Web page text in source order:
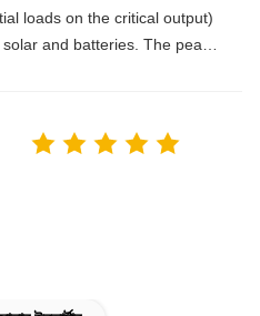
loads on the critical output)
and batteries. The peace